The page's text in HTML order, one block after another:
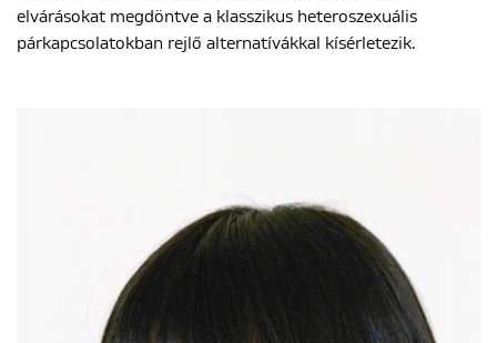
elvárásokat megdöntve a klasszikus heteroszexuális
párkapcsolatokban rejlő alternatívákkal kísérletezik.